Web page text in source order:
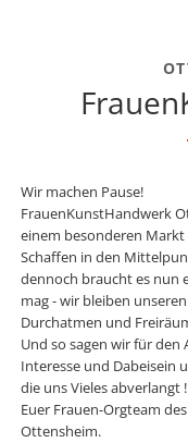
Wir machen Pause!
FrauenKunstHandwerk
einem besonderen
Schaffen in den
dennoch braucht es nun
mag - wir bleiben
Durchatmen und
Und so sagen wir für den
Interesse und Dabeisein
die uns Vieles abverlangt !
Euer Frauen-Orgteam
Ottensheim.